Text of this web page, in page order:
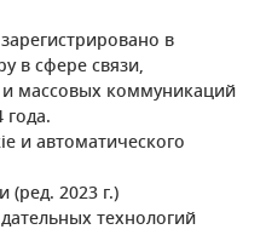
в
в сфере связи,
массовых коммуникаций
и автоматического
2023 г.)
технологий